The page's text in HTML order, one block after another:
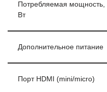
Потребляемая мощность,
Вт
Дополнительное питание
Порт HDMI (mini/micro)